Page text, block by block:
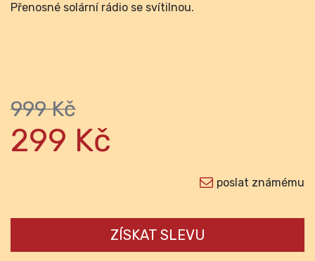
Přenosné solární rádio se svítilnou.
999 Kč
299 Kč
poslat známému
ZÍSKAT SLEVU